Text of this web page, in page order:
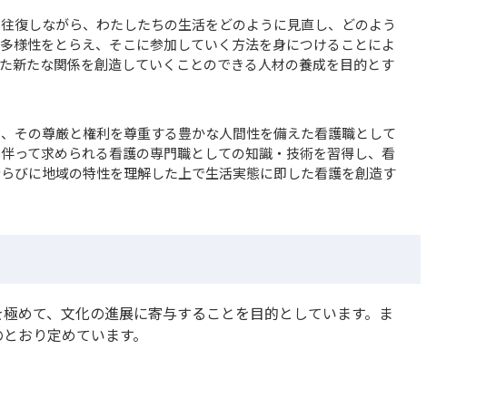
復しながら、わたしたちの生活をどのように見直し、どのよう
様性をとらえ、そこに参加していく方法を身につけることによ
新たな関係を創造していくことのできる人材の養成を目的とす
その尊厳と権利を尊重する豊かな人間性を備えた看護職として
って求められる看護の専門職としての知識・技術を習得し、看
びに地域の特性を理解した上で生活実態に即した看護を創造す
めて、文化の進展に寄与することを目的としています。ま
おり定めています。